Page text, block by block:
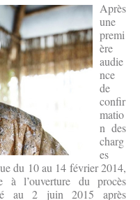
Après
une
premi
ère
audie
nce
de
confir
matio
n des
charg
es
du 10 au 14 février 2014,
à l’ouverture du procès
au 2 juin 2015 après